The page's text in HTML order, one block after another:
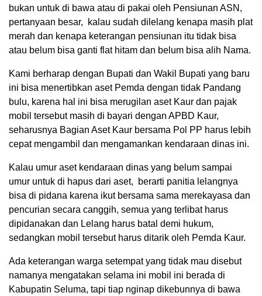
bukan untuk di bawa atau di pakai oleh Pensiunan ASN,
pertanyaan besar, kalau sudah dilelang kenapa masih plat
merah dan kenapa keterangan pensiunan itu tidak bisa
atau belum bisa ganti flat hitam dan belum bisa alih Nama.
Kami berharap dengan Bupati dan Wakil Bupati yang baru
ini bisa menertibkan aset Pemda dengan tidak Pandang
bulu, karena hal ini bisa merugilan aset Kaur dan pajak
mobil tersebut masih di bayari dengan APBD Kaur,
seharusnya Bagian Aset Kaur bersama Pol PP harus lebih
cepat mengambil dan mengamankan kendaraan dinas ini.
Kalau umur aset kendaraan dinas yang belum sampai
umur untuk di hapus dari aset, berarti panitia lelangnya
bisa di pidana karena ikut bersama sama merekayasa dan
pencurian secara canggih, semua yang terlibat harus
dipidanakan dan Lelang harus batal demi hukum,
sedangkan mobil tersebut harus ditarik oleh Pemda Kaur.
Ada keterangan warga setempat yang tidak mau disebut
namanya mengatakan selama ini mobil ini berada di
Kabupatin Seluma, tapi tiap nginap dikebunnya di bawa